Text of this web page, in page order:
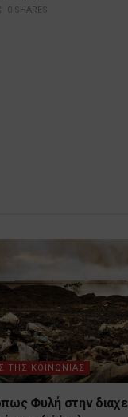
0 SHARES
ΤΗΣ ΚΟΙΝΩΝΙΑΣ
Φυλή στην